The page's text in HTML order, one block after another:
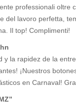
professionali oltre
del lavoro perfetta,
Il top! Complimenti!
y la rapidez de la
¡Nuestros
en Carnaval!